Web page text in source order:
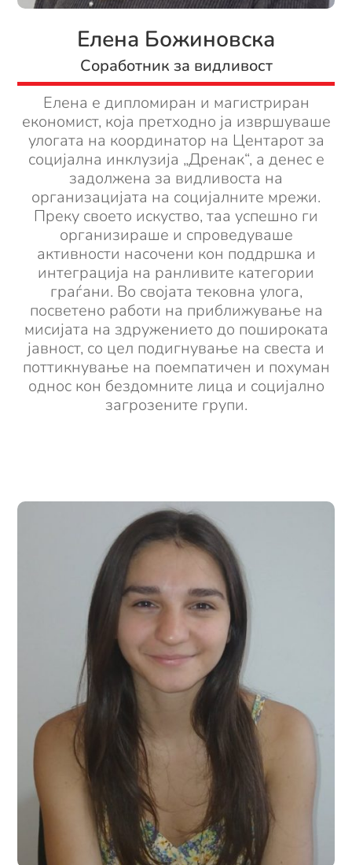
Елена Божиновска
Соработник за видливост
Елена е дипломиран и магистриран
економист, која претходно ја извршуваше
улогата на координатор на Центарот за
социјална инклузија „Дренак“, а денес е
задолжена за видливоста на
организацијата на социјалните мрежи.
Преку своето искуство, таа успешно ги
организираше и спроведуваше
активности насочени кон поддршка и
интеграција на ранливите категории
граѓани. Во својата тековна улога,
посветено работи на приближување на
мисијата на здружението до пошироката
јавност, со цел подигнување на свеста и
поттикнување на поемпатичен и похуман
однос кон бездомните лица и социјално
загрозените групи.